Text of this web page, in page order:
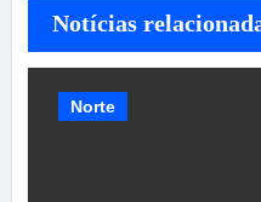
Notícias
Norte